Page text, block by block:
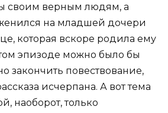
своим верным людям, а
на младшей дочери
которая вскоре родила ему
эпизоде можно было бы
закончить повествование,
исчерпана. А вот тема
наоборот, только